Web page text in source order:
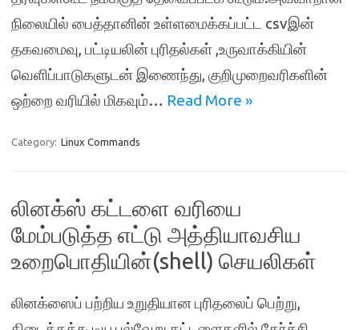
நிலையில் பைத்தானின் உள்ளமைக்கப்பட்ட csvஇன்
தகவமைவு, பட்டியலின் புரிதல்கள் ,உருவாக்கியின்
வெளிப்பாடுகளுடன் இணைந்து, குறிமுறைவரிகளின்
ஒற்றை வரியில் மிகவும்… Read More »
Category: Linux Commands
லினக்ஸ் கட்டளை வரியை
மேம்படுத்த எட்டு அத்தியாவசிய
உறைபொதியின்(shell) செயலிகள்
லினக்ஸைப் பற்றிய உறுதியான புரிதலைப் பெற்று,